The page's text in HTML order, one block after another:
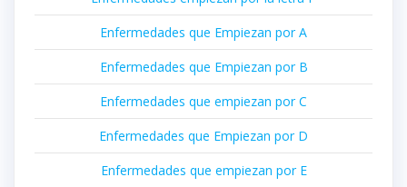
Enfermedades que Empiezan por A
Enfermedades que Empiezan por B
Enfermedades que empiezan por C
Enfermedades que Empiezan por D
Enfermedades que empiezan por E